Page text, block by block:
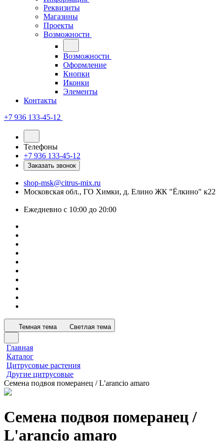
Реквизиты
Магазины
Проекты
Возможности
Возможности
Оформление
Кнопки
Иконки
Элементы
Контакты
+7 936 133-45-12
Телефоны
+7 936 133-45-12
Заказать звонок
shop-msk@citrus-mix.ru
Московская обл., ГО Химки, д. Елино ЖК "Ёлкино" к22
Ежедневно с 10:00 до 20:00
Темная тема Светлая тема
Главная
Каталог
Цитрусовые растения
Другие цитрусовые
Семена подвоя померанец / L'arancio amaro
Семена подвоя померанец /
L'arancio amaro